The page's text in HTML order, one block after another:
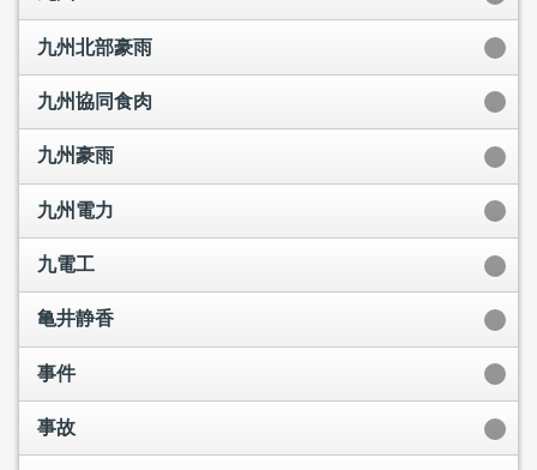
九州北部豪雨
九州協同食肉
九州豪雨
九州電力
九電工
亀井静香
事件
事故